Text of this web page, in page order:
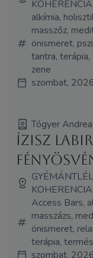
alkímia,
masszőz,
önismeret,
tantra,
zene
szombat,
Tógyer Andrea
Ízisz
Access Bars,
masszázs,
önismeret,
terápia,
szombat,